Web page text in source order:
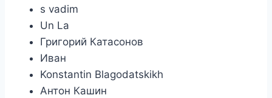
s vadim
Un La
Григорий Катасонов
Иван
Konstantin Blagodatskikh
Антон Кашин